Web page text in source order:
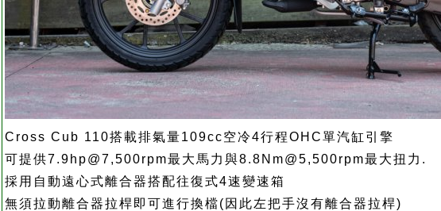
Cross Cub 110搭載排氣量109cc空冷4行程OHC單汽缸引擎
可提供7.9hp@7,500rpm最大馬力與8.8Nm@5,500rpm最大扭力.
採用自動遠心式離合器搭配往復式4速變速箱
無須拉動離合器拉桿即可進行換檔(因此左把手沒有離合器拉桿)